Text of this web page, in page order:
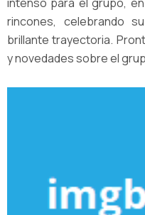
rincones, celebrando
brillante trayectoria.
y novedades sobre el